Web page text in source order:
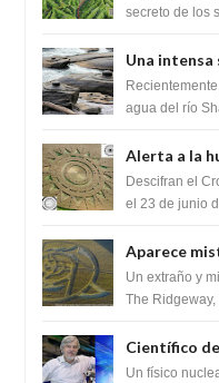
humanidad
secreto de los
Una intensa
Lingas
agua del río
Alerta a la
del Crop
Descifran el
el 23 de junio
Aparece
Unido 23 de
Un extraño y
The
Científico
ayudado
Un físico